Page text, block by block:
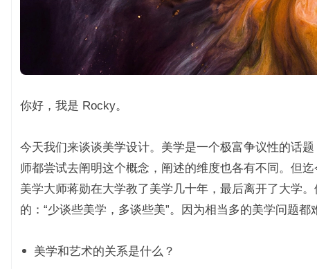
你好，我是 Rocky。
今天我们来谈谈美学设计。美学是一个极富争议性的话
师都尝试去阐明这个概念，阐述的维度也各有不同。但迄
美学大师蒋勋在大学教了美学几十年，最后离开了大学
的：“少谈些美学，多谈些美”。因为相当多的美学问题都
美学和艺术的关系是什么？